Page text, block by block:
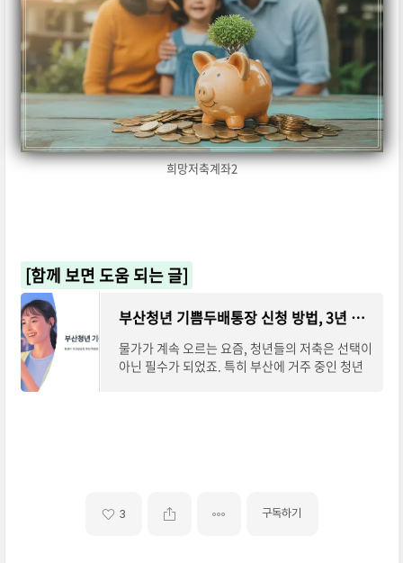
희망저축계좌2
[함께 보면 도움 되는 글]
부산청년 기쁨두배통장 신청 방법, 3년 유지 720만원 혜택
물가가 계속 오르는 요즘, 청년들의 저축은 선택이
아닌 필수가 되었죠. 특히 부산에 거주 중인 청년
3 구독하기